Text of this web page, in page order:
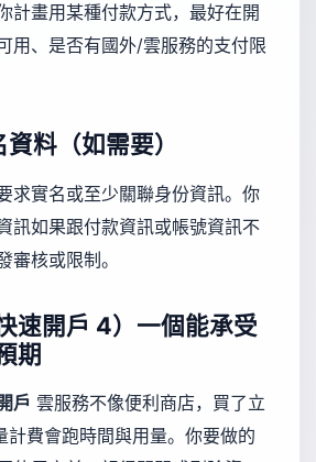
計畫用某種付款方式，最好在開
用、是否有國外/雲服務的支付限
料（如需要）
求實名或至少關聯身份資訊。你
訊如果跟付款資訊或帳號資訊不
審核或限制。
速開戶 4）一個能承受
期
戶 雲服務不像便利商店，買了立
計費會跑時間與用量。你要做的